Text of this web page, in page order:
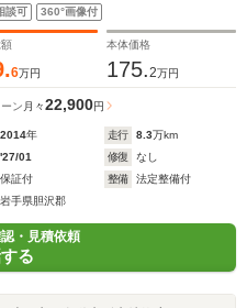
シート スマートキー
談可 360°画像付
6万円
本体価格
175.2万円
ン 月々22,900円
2014年 走行 8.3万km
'27/01 修復
なし
保証付 整備
法定整備付
岩手県胆沢郡
・見積依頼
る